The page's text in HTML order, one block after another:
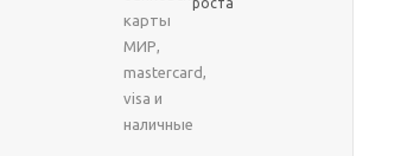
карты
МИР,
mastercard,
visa и
наличные